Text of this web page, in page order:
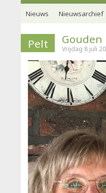
Nieuws Nieuwsarchief
Pelt Vrijdag 8 juli